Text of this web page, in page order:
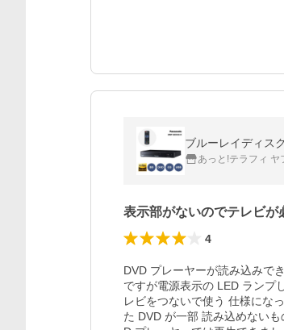
ブルーレイディス
あっと!テラフィ ヤ
表示部がないのでテレビが
4
DVD プレーヤーが読み込みで
ですが電源表示の LED ランプ
レビをつないで使う 仕様にな
た DVD が一部 読み込めない